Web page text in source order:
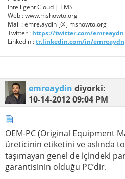
Intelligent Cloud | EMS
Web : www.mshowto.org
Mail : emre.aydin [@] mshowto.org
Twitter : https://twitter.com/emreaydn
Linkedin :tr.linkedin.com/in/emreaydn
emreaydin diyorki:
10-14-201209:04 PM
OEM-PC (Original Equipment
üreticinin etiketini ve aslında
taşımayan genel de içindeki
garantisinin olduğu PC’dir.